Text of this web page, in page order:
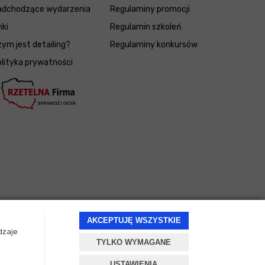
AKCEPTUJĘ WSZYSTKIE
TYLKO WYMAGANE
wydarzenia
jest detailing?
prywatności
Regulaminy promocji
Regulamin szkoleń
Regulaminy konkursów